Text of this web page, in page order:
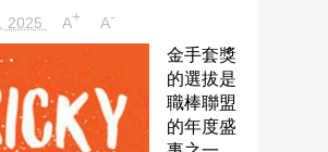
2025 A+ A-
金手套獎
的選拔是
職棒聯盟
的年度盛